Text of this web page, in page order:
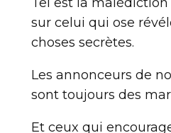
sur celui qui ose
choses secrètes.
Les annonceurs de
sont toujours des
Et ceux qui